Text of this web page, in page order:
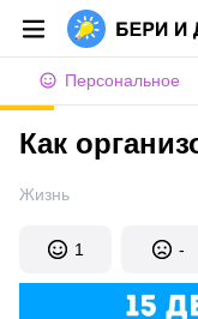
Персональное
Как
Жизнь
1 -